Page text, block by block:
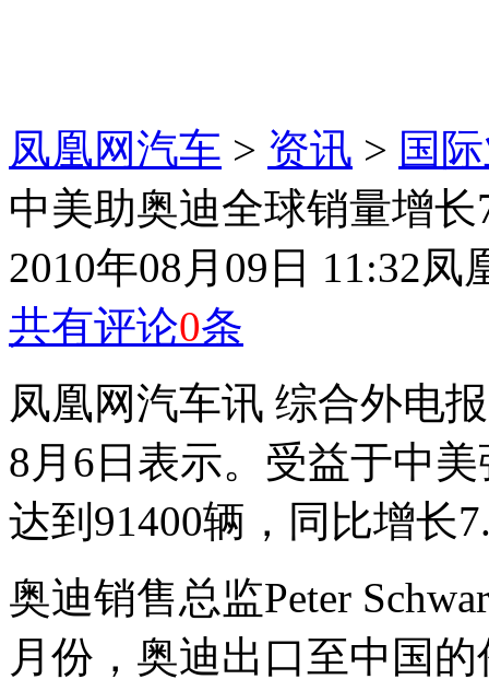
凤凰网汽车 > 资讯 > 国
中美助奥迪全球销量增长
2010年08月09日 11:32凤
共有评论0条
凤凰网汽车讯 综合外电
8月6日表示。受益于中
达到91400辆，同比增长
奥迪销售总监Peter
月份，奥迪出口至中国